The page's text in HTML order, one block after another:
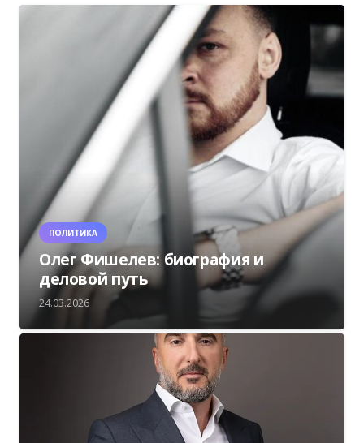
ПОЛИТИКА
Олег Фишелев: биография и
деловой путь
24.03.2026